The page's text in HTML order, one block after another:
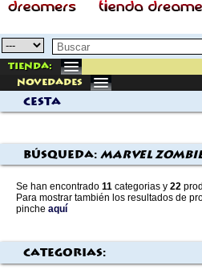
Tienda:
Novedades
Cesta
Búsqueda: marvel
Se han encontrado 11 categorias y 22
Para mostrar también los resultados de
pinche aquí
Categorias: